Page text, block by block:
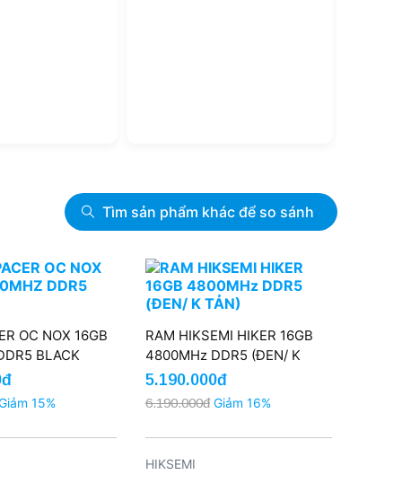
Tìm sản phẩm khác để so sánh
OC NOX 16GB
BLACK
15%
RAM HIKSEMI HIKER 16GB
4800MHz DDR5 (ĐEN/ K
TẢN)
5.190.000đ
6.190.000đ Giảm 16%
HIKSEMI